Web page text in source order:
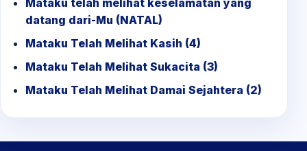
Mataku telah melihat keselamatan yang
datang dari-Mu (NATAL)
Mataku Telah Melihat Kasih (4)
Mataku Telah Melihat Sukacita (3)
Mataku Telah Melihat Damai Sejahtera (2)